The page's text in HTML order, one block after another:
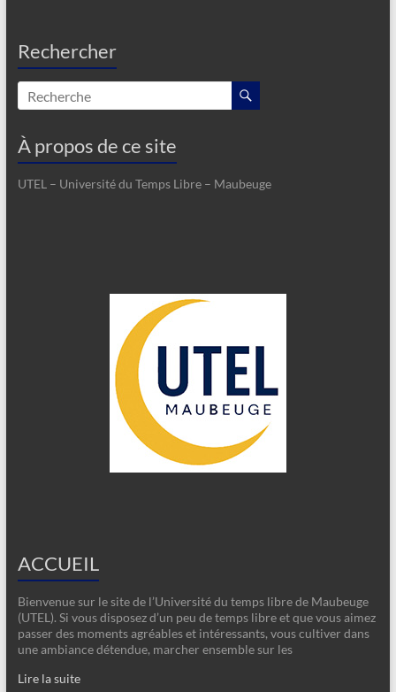
Rechercher
À propos de ce site
UTEL – Université du Temps Libre – Maubeuge
ACCUEIL
Bienvenue sur le site de l’Université du temps libre de Maubeuge
(UTEL). Si vous disposez d’un peu de temps libre et que vous aimez
passer des moments agréables et intéressants, vous cultiver dans
une ambiance détendue, marcher ensemble sur les
Lire la suite